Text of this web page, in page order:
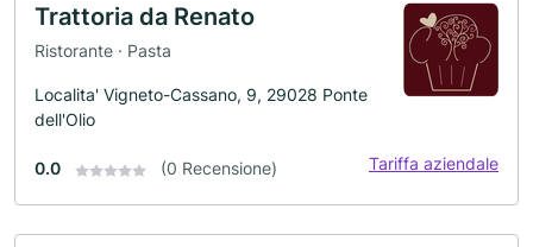
Trattoria da Renato
Ristorante · Pasta
Localita' Vigneto-Cassano, 9, 29028 Ponte
dell'Olio
0.0 (0 Recensione) Tariffa aziendale